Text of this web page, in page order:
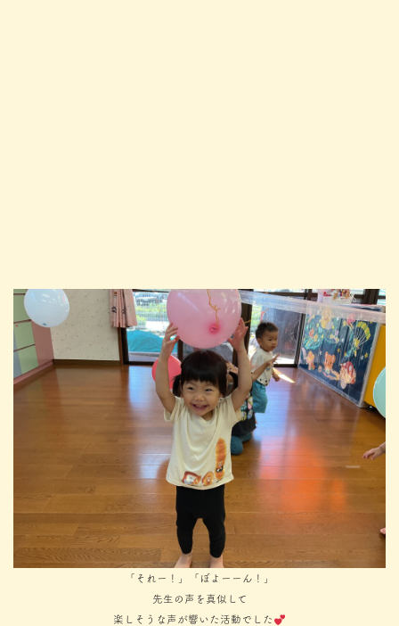
「それー！」「ぼよーーん！」
先生の声を真似して
楽しそうな声が響いた活動でした